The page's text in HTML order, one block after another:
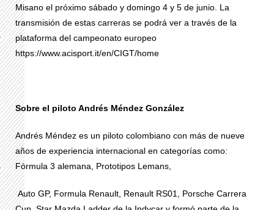
Misano el próximo sábado y domingo 4 y 5 de junio. La
transmisión de estas carreras se podrá ver a través de la
plataforma del campeonato europeo
https://www.acisport.it/en/CIGT/home
Sobre el piloto Andrés Méndez González
Andrés Méndez es un piloto colombiano con más de nueve
años de experiencia internacional en categorías como:
Fórmula 3 alemana, Prototipos Lemans,
Auto GP, Formula Renault, Renault RS01, Porsche Carrera